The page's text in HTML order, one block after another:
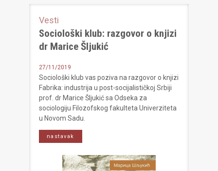
Vesti
Sociološki klub: razgovor o knjizi
dr Marice Šljukić
27/11/2019
Sociološki klub vas poziva na razgovor o knjizi
Fabrika: industrija u post-socijalističkoj Srbiji
prof. dr Marice Šljukić sa Odseka za
sociologiju Filozofskog fakulteta Univerziteta
u Novom Sadu.
nastavak